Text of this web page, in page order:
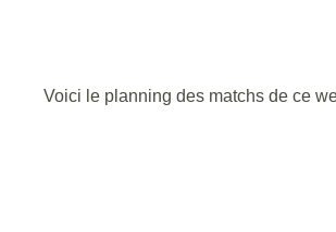
Voici le planning des matchs de ce